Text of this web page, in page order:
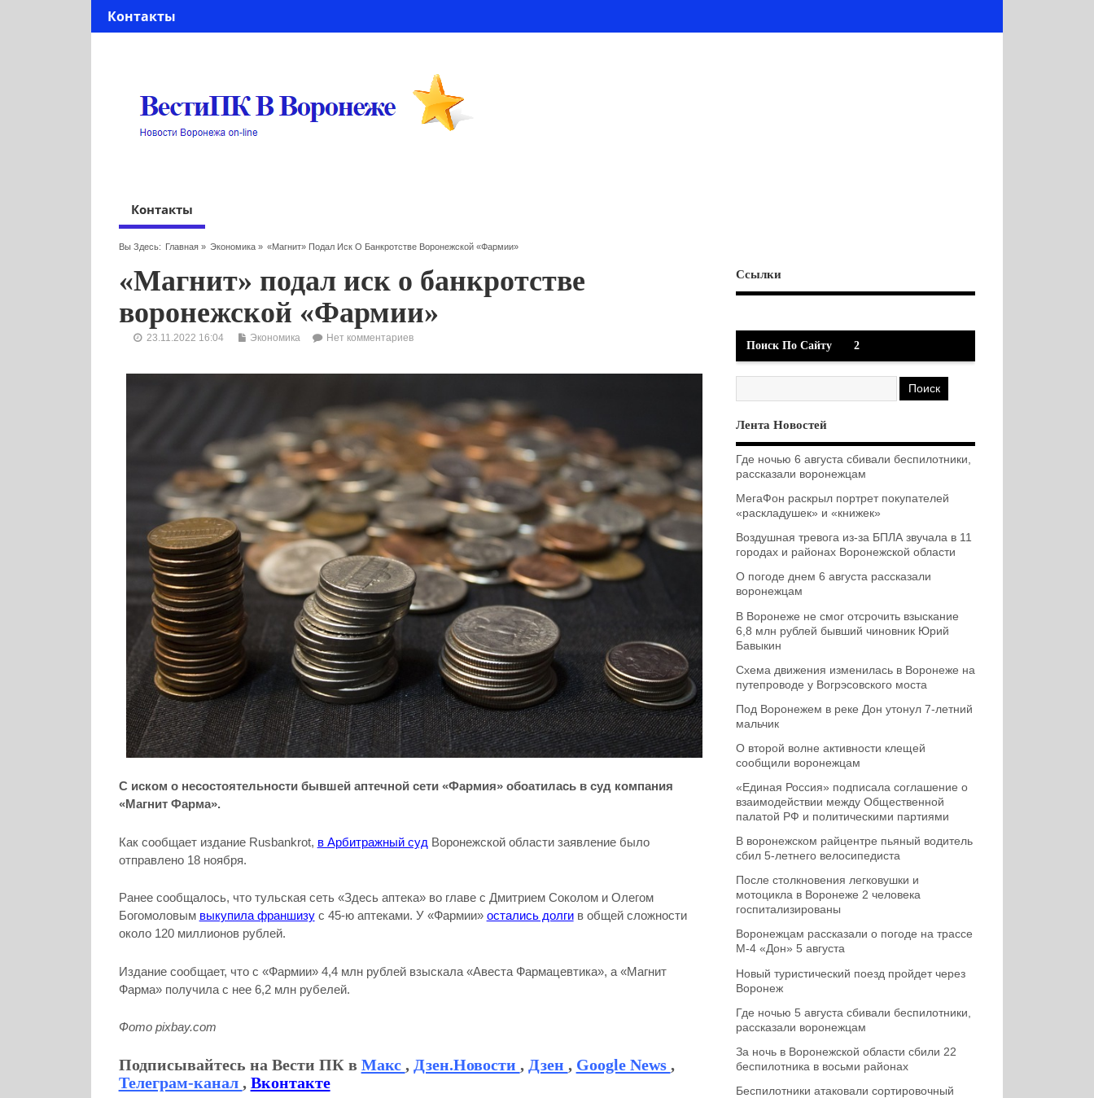
Контакты
Контакты
Вы Здесь: Главная» Экономика » «Магнит» Подал Иск О Банкротстве Воронежской «Фармии»
«Магнит» подал иск о банкротстве
воронежской «Фармии»
23.11.2022 16:04 Экономика Нет комментариев
С иском о несостоятельности бывшей аптечной сети «Фармия» обоатилась в суд компания
«Магнит Фарма».
Как сообщает издание Rusbankrot, в Арбитражный суд Воронежской области заявление было
отправлено 18 ноября.
Ранее сообщалось, что тульская сеть «Здесь аптека» во главе с Дмитрием Соколом и Олегом
Богомоловым выкупила франшизус 45-ю аптеками. У «Фармии» остались долгив общей сложности
около 120 миллионов рублей.
Издание сообщает, что с «Фармии» 4,4 млн рублей взыскала «Авеста Фармацевтика», а «Магнит
Фарма» получила с нее 6,2 млн рубелей.
Фото pixbay.com
Подписывайтесь на Вести ПК в Макс , Дзен.Новости , Дзен , Google News ,
Телеграм-канал , Вконтакте
Ссылки
Поиск По Сайту 2
Лента Новостей
Где ночью 6 августа сбивали беспилотники,
рассказали воронежцам
МегаФон раскрыл портрет покупателей
«раскладушек» и «книжек»
Воздушная тревога из-за БПЛА звучала в 11
городах и районах Воронежской области
О погоде днем 6 августа рассказали
воронежцам
В Воронеже не смог отсрочить взыскание
6,8 млн рублей бывший чиновник Юрий
Бавыкин
Схема движения изменилась в Воронеже на
путепроводе у Вогрэсовского моста
Под Воронежем в реке Дон утонул 7-летний
мальчик
О второй волне активности клещей
сообщили воронежцам
«Единая Россия» подписала соглашение о
взаимодействии между Общественной
палатой РФ и политическими партиями
В воронежском райцентре пьяный водитель
сбил 5-летнего велосипедиста
После столкновения легковушки и
мотоцикла в Воронеже 2 человека
госпитализированы
Воронежцам рассказали о погоде на трассе
М-4 «Дон» 5 августа
Новый туристический поезд пройдет через
Воронеж
Где ночью 5 августа сбивали беспилотники,
рассказали воронежцам
За ночь в Воронежской области сбили 22
беспилотника в восьми районах
Беспилотники атаковали сортировочный